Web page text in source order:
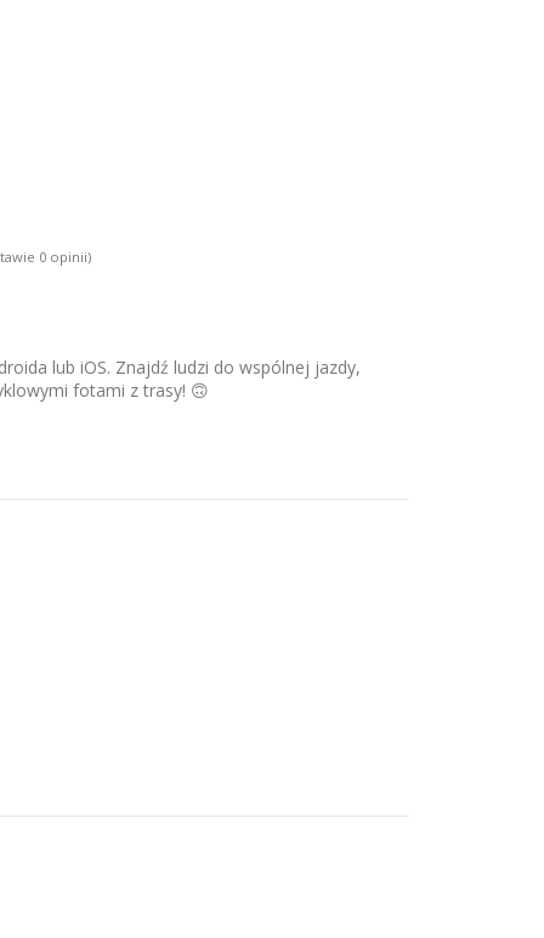
0 opinii)
lub iOS. Znajdź ludzi do wspólnej jazdy,
fotami z trasy! 🙃